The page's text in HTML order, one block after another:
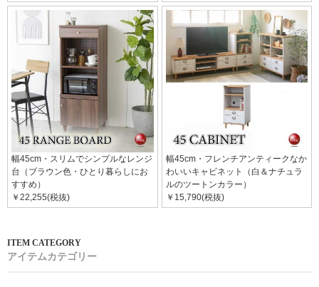
幅45cm・スリムでシンプルなレンジ
台（ブラウン色・ひとり暮らしにお
すすめ）
￥22,255(税抜)
幅45cm・フレンチアンティークなか
わいいキャビネット（白＆ナチュラ
ルのツートンカラー）
￥15,790(税抜)
アイテムカテゴリー